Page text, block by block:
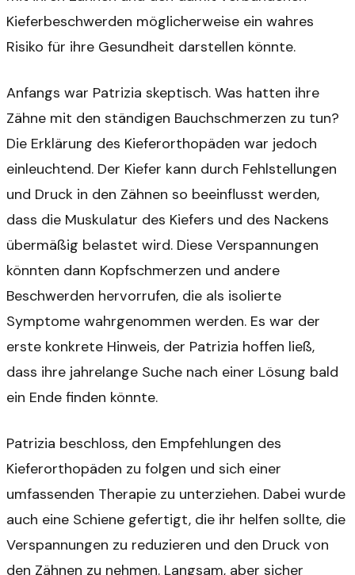
Kieferbeschwerden möglicherweise ein wahres
Risiko für ihre Gesundheit darstellen könnte.
Anfangs war Patrizia skeptisch. Was hatten ihre
Zähne mit den ständigen Bauchschmerzen zu tun?
Die Erklärung des Kieferorthopäden war jedoch
einleuchtend. Der Kiefer kann durch Fehlstellungen
und Druck in den Zähnen so beeinflusst werden,
dass die Muskulatur des Kiefers und des Nackens
übermäßig belastet wird. Diese Verspannungen
könnten dann Kopfschmerzen und andere
Beschwerden hervorrufen, die als isolierte
Symptome wahrgenommen werden. Es war der
erste konkrete Hinweis, der Patrizia hoffen ließ,
dass ihre jahrelange Suche nach einer Lösung bald
ein Ende finden könnte.
Patrizia beschloss, den Empfehlungen des
Kieferorthopäden zu folgen und sich einer
umfassenden Therapie zu unterziehen. Dabei wurde
auch eine Schiene gefertigt, die ihr helfen sollte, die
Verspannungen zu reduzieren und den Druck von
den Zähnen zu nehmen. Langsam, aber sicher